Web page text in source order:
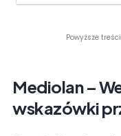
Powyższe
Mediolan –
wskazówki